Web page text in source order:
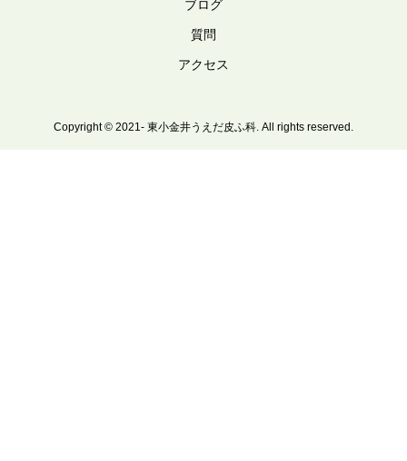
ブログ
質問
アクセス
Copyright © 2021- 東小金井うえだ皮ふ科. All rights reserved.